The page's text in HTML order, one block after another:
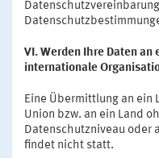
VI. Werden Ihre Daten an
internationale
Eine Übermittlung an ein
Union bzw. an ein Land
Datenschutzniveau oder
findet nicht statt.